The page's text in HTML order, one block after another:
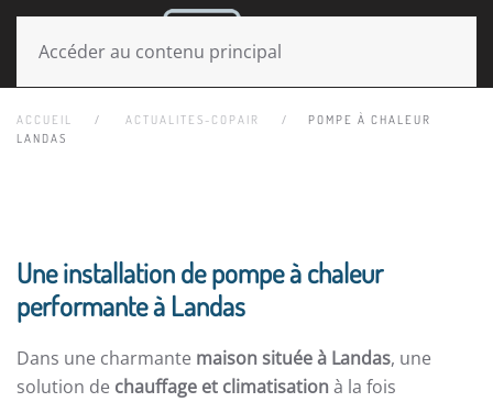
Accéder au contenu principal
ACCUEIL ACTUALITES-COPAIR
POMPE À CHALEUR
LANDAS
Une installation de pompe à chaleur
performante à Landas
Dans une charmante maison située à Landas, une
solution de chauffage et climatisationà la fois